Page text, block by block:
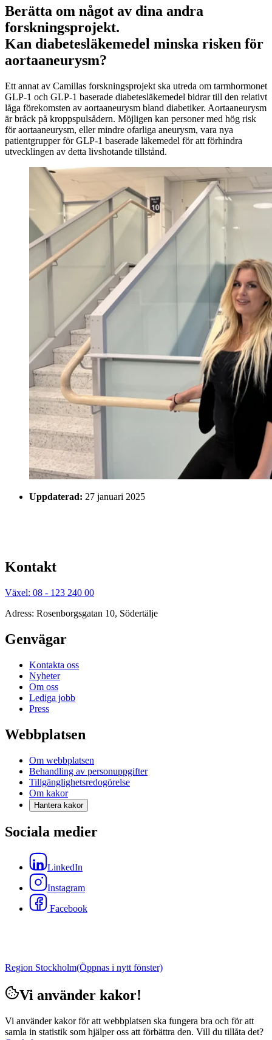
Berätta om något av dina andra
forskningsprojekt.
Kan diabetesläkemedel minska risken för
aortaaneurysm?
Ett annat av Camillas forskningsprojekt ska utreda om tarmhormonet
GLP-1 och GLP-1 baserade diabetesläkemedel bidrar till den relativt
låga förekomsten av aortaaneurysm bland diabetiker. Aortaaneurysm
är bråck på kroppspulsådern. Möjligen kan personer med hög risk
för aortaaneurysm, eller mindre ofarliga aneurysm, vara nya
patientgrupper för GLP-1 baserade läkemedel för att förhindra
utvecklingen av detta livshotande tillstånd.
Uppdaterad: 27 januari 2025
Kontakt
Växel: 08 - 123 240 00
Adress: Rosenborgsgatan 10, Södertälje
Genvägar
Kontakta oss
Nyheter
Om oss
Lediga jobb
Press
Webbplatsen
Om webbplatsen
Behandling av personuppgifter
Tillgänglighetsredogörelse
Om kakor
Hantera kakor
Sociala medier
LinkedIn
Instagram
Facebook
Region Stockholm(Öppnas i nytt fönster)
Vi använder kakor!
Vi använder kakor för att webbplatsen ska fungera bra och för att
samla in statistik som hjälper oss att förbättra den. Vill du tillåta det?